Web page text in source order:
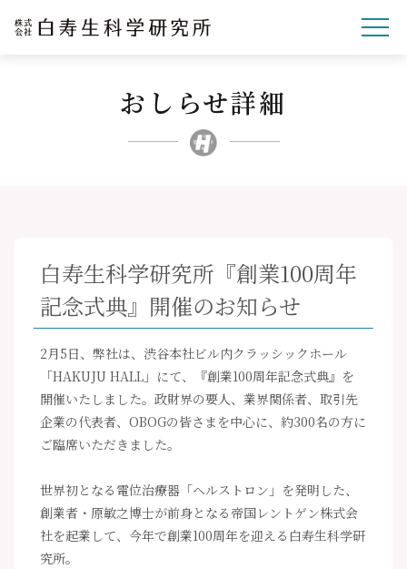
企業理念
研究開発
採用サイト
ニュースリリース
お問い合わせ
おしらせ詳細
白寿生科学研究所『創業100周年
記念式典』開催のお知らせ
2月5日、弊社は、渋谷本社ビル内クラッシックホール
「HAKUJU HALL」にて、『創業100周年記念式典』を
開催いたしました。政財界の要人、業界関係者、取引先
企業の代表者、OBOGの皆さまを中心に、約300名の方に
ご臨席いただきました。
世界初となる電位治療器「ヘルストロン」を発明した、
創業者・原敏之博士が前身となる帝国レントゲン株式会
社を起業して、今年で創業100周年を迎える白寿生科学研
究所。